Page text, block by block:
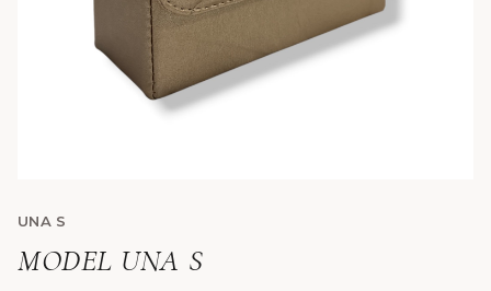
UNA S
MODEL UNA S